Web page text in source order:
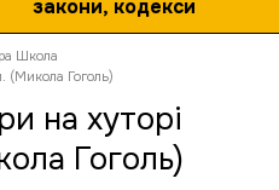
закони, кодекси
Школа
(Микола Гоголь)
на хуторі
Гоголь)